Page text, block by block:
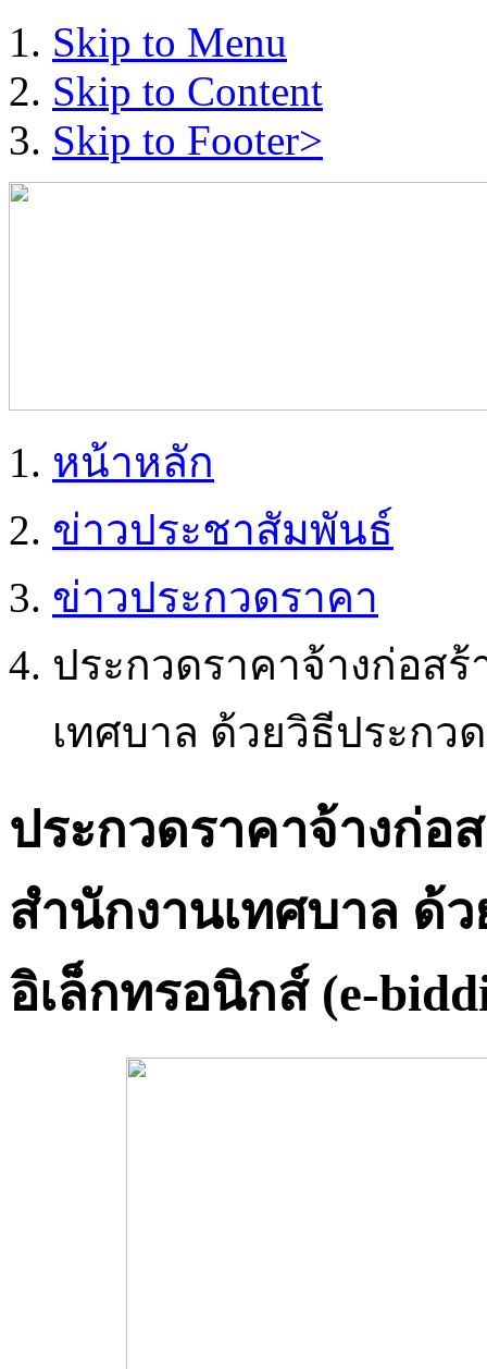
Skip to Menu
Skip to Content
Skip to Footer>
หน้าหลัก
ข่าวประชาสัมพันธ์
ข่าวประกวดราคา
ประกวดราคาจ้างก่อส
เทศบาล ด้วยวิธีประกว
ประกวดราคาจ้างก่อ
สำนักงานเทศบาล ด้
อิเล็กทรอนิกส์ (e-